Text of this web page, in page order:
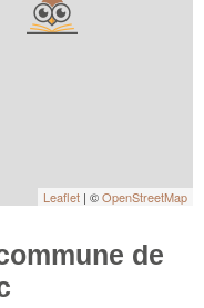
Leaflet | ©OpenStreetMap
de